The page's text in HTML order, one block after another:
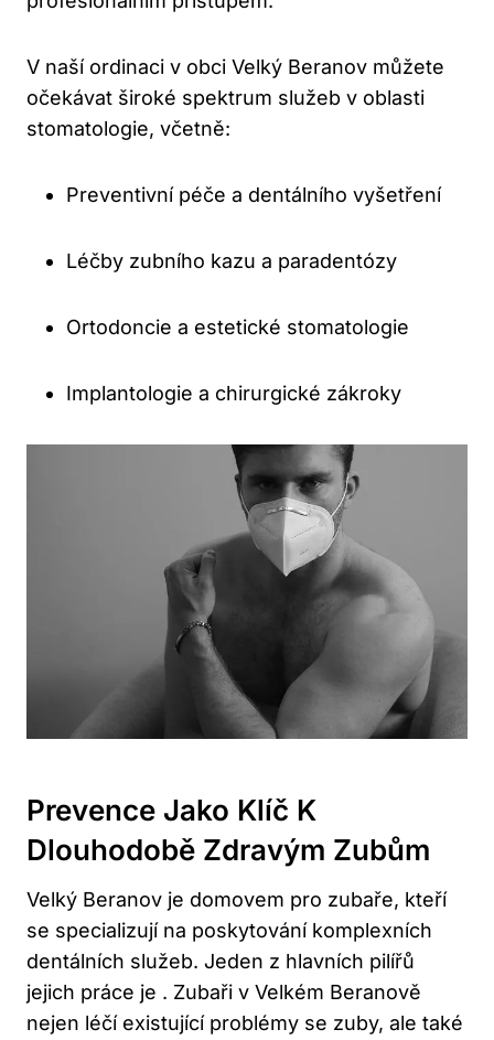
V naší ordinaci v obci Velký Beranov můžete
očekávat široké spektrum služeb v oblasti
stomatologie, včetně:
Preventivní péče a dentálního vyšetření
Léčby zubního kazu a paradentózy
Ortodoncie a estetické stomatologie
Implantologie a chirurgické zákroky
Prevence Jako Klíč K
Dlouhodobě Zdravým Zubům
Velký Beranov je domovem pro zubaře, kteří
se specializují na poskytování komplexních
dentálních služeb. Jeden z hlavních pilířů
jejich práce je . Zubaři v Velkém Beranově
nejen léčí existující problémy se zuby, ale také